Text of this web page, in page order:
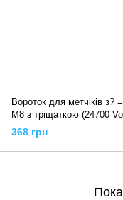
Вороток для метчіків з?
M8 з тріщаткою (24700
368 грн